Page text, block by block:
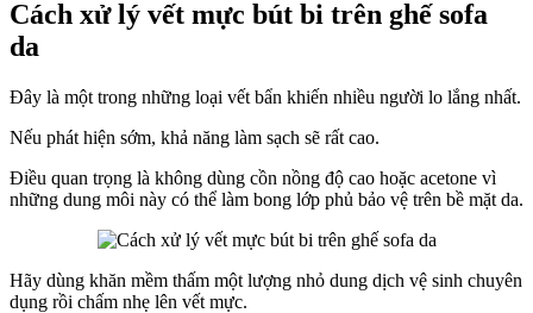
Cách xử lý vết mực bút bi trên ghế sofa
da
Đây là một trong những loại vết bẩn khiến nhiều người lo lắng nhất.
Nếu phát hiện sớm, khả năng làm sạch sẽ rất cao.
Điều quan trọng là không dùng cồn nồng độ cao hoặc acetone vì
những dung môi này có thể làm bong lớp phủ bảo vệ trên bề mặt da.
Hãy dùng khăn mềm thấm một lượng nhỏ dung dịch vệ sinh chuyên
dụng rồi chấm nhẹ lên vết mực.